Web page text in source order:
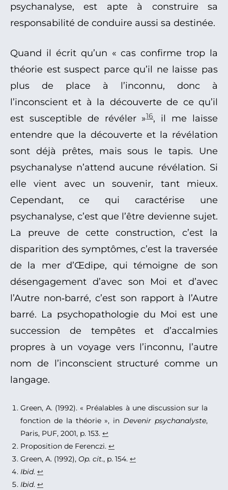
psychanalyse, est apte à construire sa
responsabilité de conduire aussi sa destinée.
Quand il écrit qu’un « cas confirme trop la
théorie est suspect parce qu’il ne laisse pas
plus de place à l’inconnu, donc à
l’inconscient et à la découverte de ce qu’il
est susceptible de révéler »16, il me laisse
entendre que la découverte et la révélation
sont déjà prêtes, mais sous le tapis. Une
psychanalyse n’attend aucune révélation. Si
elle vient avec un souvenir, tant mieux.
Cependant, ce qui caractérise une
psychanalyse, c’est que l’être devienne sujet.
La preuve de cette construction, c’est la
disparition des symptômes, c’est la traversée
de la mer d’Œdipe, qui témoigne de son
désengagement d’avec son Moi et d’avec
l’Autre non‑barré, c’est son rapport à l’Autre
barré. La psychopathologie du Moi est une
succession de tempêtes et d’accalmies
propres à un voyage vers l’inconnu, l’autre
nom de l’inconscient structuré comme un
langage.
Green, A. (1992). « Préalables à une discussion sur la
fonction de la théorie », in Devenir psychanalyste,
Paris, PUF, 2001, p. 153. ↩︎
Proposition de Ferenczi. ↩︎
Green, A. (1992), Op. cit., p. 154. ↩︎
Ibid. ↩︎
Ibid. ↩︎